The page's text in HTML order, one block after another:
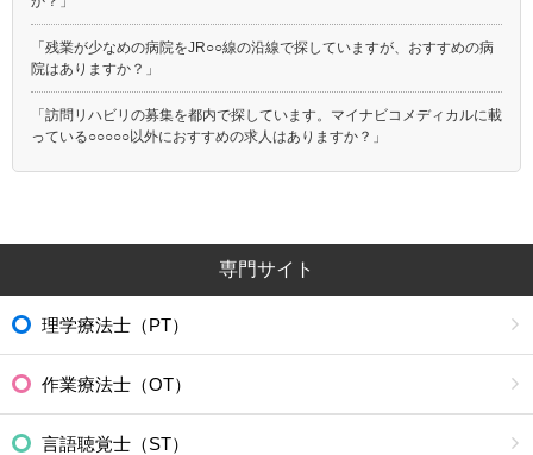
「残業が少なめの病院をJR○○線の沿線で探していますが、おすすめの病
院はありますか？」
「訪問リハビリの募集を都内で探しています。マイナビコメディカルに載
っている○○○○○以外におすすめの求人はありますか？」
専門サイト
理学療法士（PT）
作業療法士（OT）
言語聴覚士（ST）